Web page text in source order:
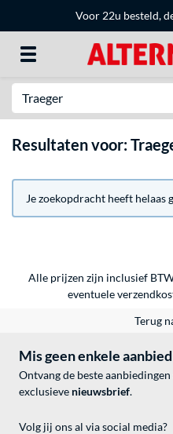
Voor 22u besteld,
Resultaten voor:
Je zoekopdracht heeft helaas
Alle prijzen zijn inclusief
eventuele
Terug
Mis geen enkele
Ontvang de beste
exclusieve nieuwsbrief.
Volg jij ons al via social media?